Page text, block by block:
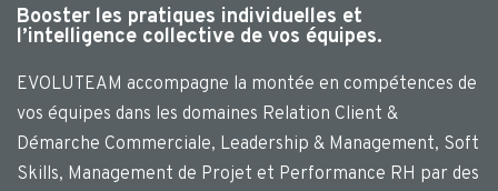
Booster les pratiques individuelles et
l’intelligence collective de vos équipes.
EVOLUTEAM accompagne la montée en compétences de
vos équipes dans les domaines Relation Client &
Démarche Commerciale, Leadership & Management, Soft
Skills, Management de Projet et Performance RH par des